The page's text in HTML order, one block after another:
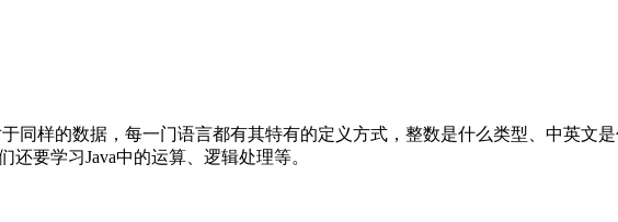
同样的数据，每一门语言都有其特有的定义方式，整数是什么类型、中英文
要学习Java中的运算、逻辑处理等。